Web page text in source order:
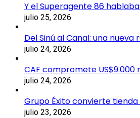
Y el Superagente 86
julio 25, 2026
Del Sinú al Canal: una
julio 24, 2026
CAF compromete
julio 24, 2026
Grupo Éxito convierte
julio 23, 2026